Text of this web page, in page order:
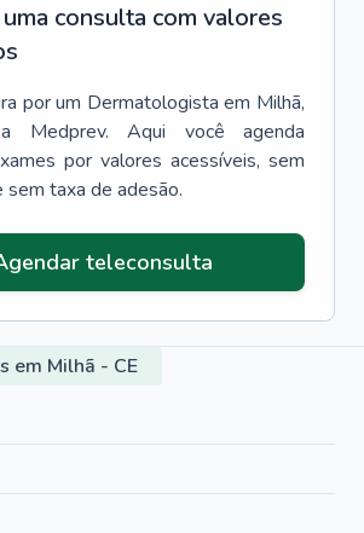
consulta com valores
por um Dermatologista em Milhã,
Medprev. Aqui você agenda
por valores acessíveis, sem
sem taxa de adesão.
teleconsulta
em Milhã - CE